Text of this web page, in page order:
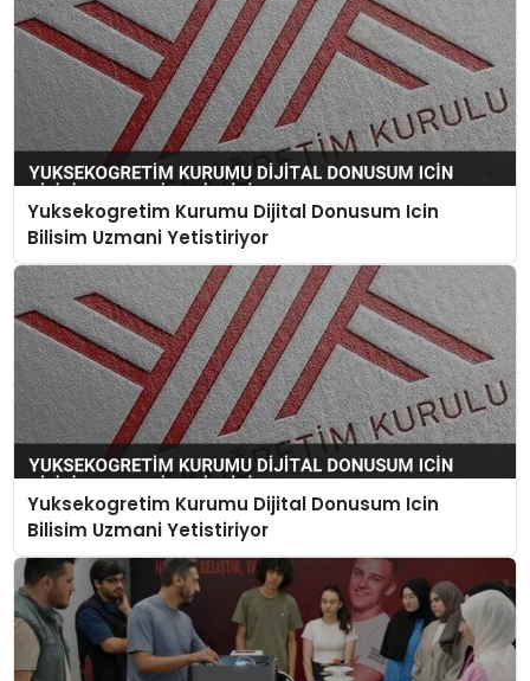
Yuksekogretim Kurumu Dijital Donusum Icin
Bilisim Uzmani Yetistiriyor
Yuksekogretim Kurumu Dijital Donusum Icin
Bilisim Uzmani Yetistiriyor